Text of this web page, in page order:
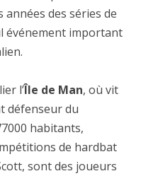
des séries de
événement important
l’Île de Man, où vit
défenseur du
habitants,
de hardbat
sont des joueurs